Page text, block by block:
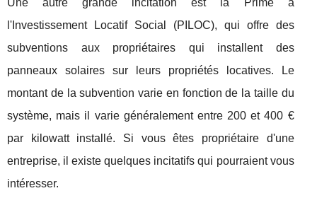
l'Investissement Locatif Social (PILOC), qui offre des
subventions aux propriétaires qui installent des
panneaux solaires sur leurs propriétés locatives. Le
montant de la subvention varie en fonction de la taille du
système, mais il varie généralement entre 200 et 400 €
par kilowatt installé. Si vous êtes propriétaire d'une
entreprise, il existe quelques incitatifs qui pourraient vous
intéresser.